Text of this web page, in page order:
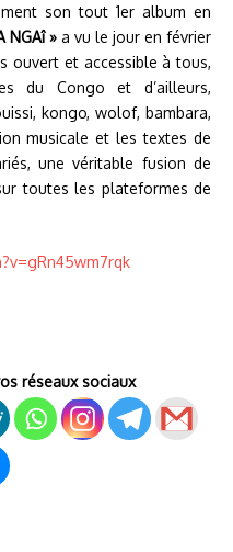
son tout 1er album en
NGAî » a vu le jour en février
ouvert et accessible à tous,
du Congo et d’ailleurs,
kongo, wolof, bambara,
musicale et les textes de
une véritable fusion de
toutes les plateformes de
réseaux sociaux